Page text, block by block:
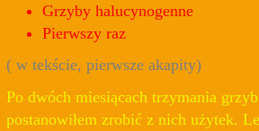
Grzyby halucynogenne
Pierwszy raz
( w tekście, pierwsze akapity)
Po dwóch miesiącach trzymania
postanowiłem zrobić z nich użytek.